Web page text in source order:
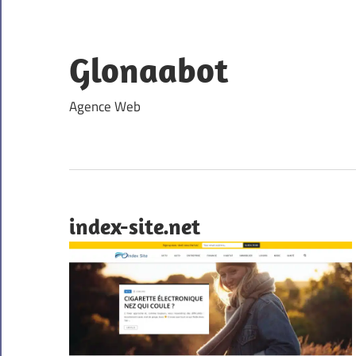
content
Glonaabot
Agence Web
index-site.net